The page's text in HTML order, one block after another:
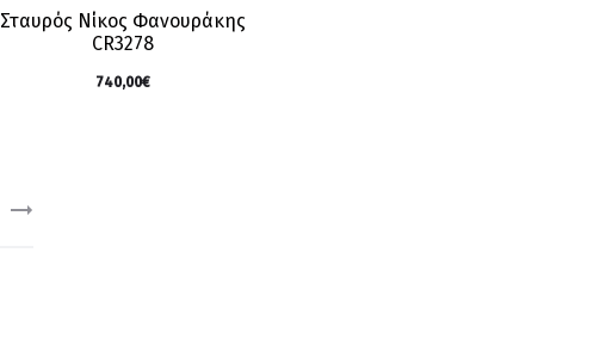
Σταυρός Νίκος Φανουράκης
CR3278
740,00€